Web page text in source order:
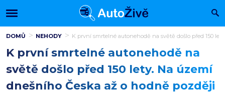
DOMŮ NEHODY K první smrtelné autonehodě na světě došlo před 150
K první smrtelné autonehodě na
světě došlo před 150 lety. Na území
dnešního Česka až o hodně později